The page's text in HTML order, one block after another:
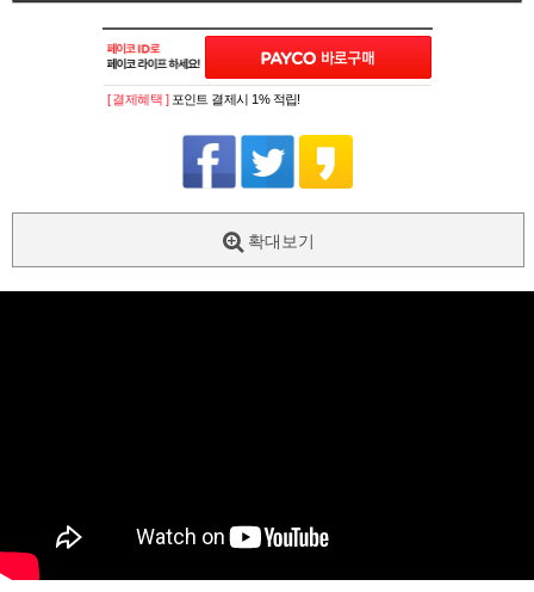
[ 결제혜택 ] 포인트 결제시 1% 적립!
확대보기